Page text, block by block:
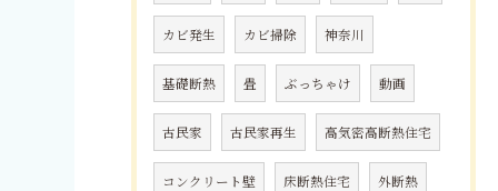
カビ発生 カビ掃除 神奈川
基礎断熱 畳 ぶっちゃけ 動画
古民家 古民家再生 高気密高断熱住宅
コンクリート壁 床断熱住宅 外断熱